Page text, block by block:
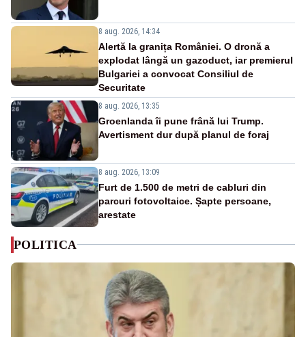
8 aug. 2026, 14:34
Alertă la granița României. O dronă a
explodat lângă un gazoduct, iar premierul
Bulgariei a convocat Consiliul de
Securitate
8 aug. 2026, 13:35
Groenlanda îi pune frână lui Trump.
Avertisment dur după planul de foraj
8 aug. 2026, 13:09
Furt de 1.500 de metri de cabluri din
parcuri fotovoltaice. Șapte persoane,
arestate
POLITICA